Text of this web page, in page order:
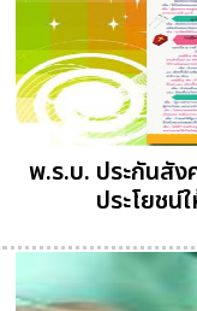
พ.ร.บ. ประกันสั
ประโยช